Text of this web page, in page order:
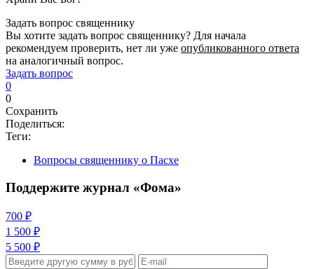
Задать вопрос священнику
Вы хотите задать вопрос священнику? Для начала
рекомендуем проверить, нет ли уже опубликованного ответа
на аналогичный вопрос.
Задать вопрос
0
0
Сохранить
Поделиться:
Теги:
Вопросы священнику о Пасхе
Поддержите журнал «Фома»
700 ₽
1 500 ₽
5 500 ₽